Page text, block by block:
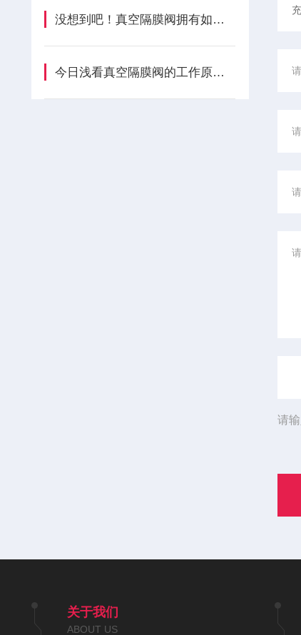
没想到吧！真空隔膜阀拥有如此特性
今日浅看真空隔膜阀的工作原理及组成
请
关于我们
ABOUT US